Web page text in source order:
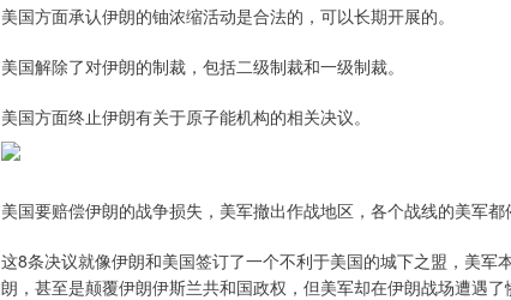
美国方面承认伊朗的铀浓缩活动是合法的，可以长期开展的。
美国解除了对伊朗的制裁，包括二级制裁和一级制裁。
美国方面终止伊朗有关于原子能机构的相关决议。
美国要赔偿伊朗的战争损失，美军撤出作战地区，各个战线的美军都
这8条决议就像伊朗和美国签订了一个不利于美国的城下之盟，美
朗，甚至是颠覆伊朗伊斯兰共和国政权，但美军却在伊朗战场遭遇